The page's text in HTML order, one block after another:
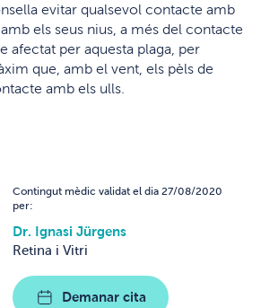
evitar qualsevol contacte amb
els seus nius, a més del contacte
afectat per aquesta plaga, per
que, amb el vent, els pèls de
amb els ulls.
Contingut mèdic validat el dia 27/08/2020
per:
Dr. Ignasi Jürgens
Retina i Vitri
Demanar cita